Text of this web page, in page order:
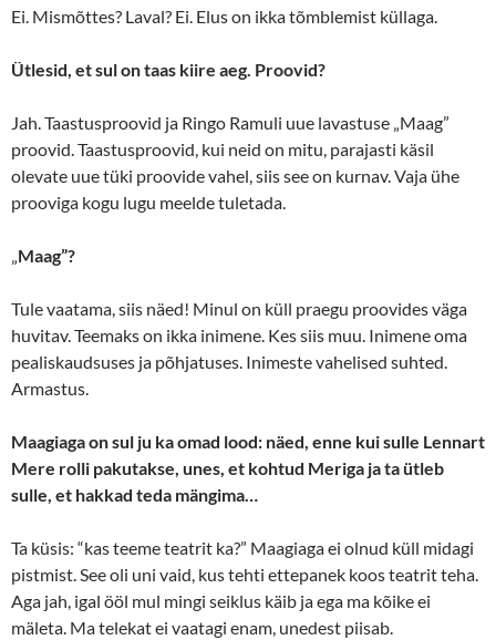
Ei. Mismõttes? Laval? Ei. Elus on ikka tõmblemist küllaga.
Ütlesid, et sul on taas kiire aeg. Proovid?
Jah. Taastusproovid ja Ringo Ramuli uue lavastuse „Maag”
proovid. Taastusproovid, kui neid on mitu, parajasti käsil
olevate uue tüki proovide vahel, siis see on kurnav. Vaja ühe
prooviga kogu lugu meelde tuletada.
„Maag”?
Tule vaatama, siis näed! Minul on küll praegu proovides väga
huvitav. Teemaks on ikka inimene. Kes siis muu. Inimene oma
pealiskaudsuses ja põhjatuses. Inimeste vahelised suhted.
Armastus.
Maagiaga on sul ju ka omad lood: näed, enne kui sulle Lennart
Mere rolli pakutakse, unes, et kohtud Meriga ja ta ütleb
sulle, et hakkad teda mängima…
Ta küsis: “kas teeme teatrit ka?” Maagiaga ei olnud küll midagi
pistmist. See oli uni vaid, kus tehti ettepanek koos teatrit teha.
Aga jah, igal ööl mul mingi seiklus käib ja ega ma kõike ei
mäleta. Ma telekat ei vaatagi enam, unedest piisab.